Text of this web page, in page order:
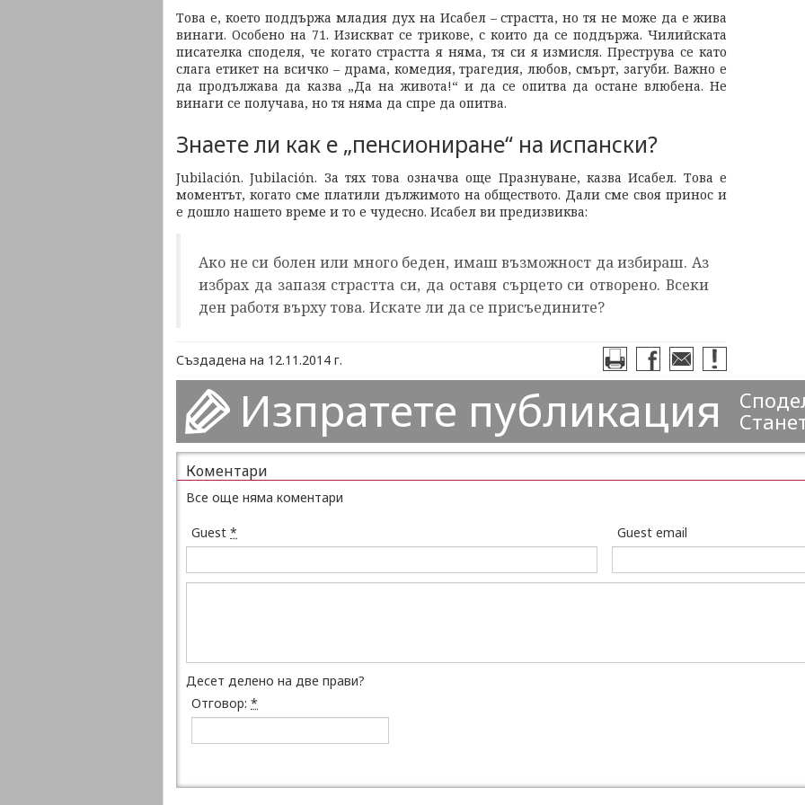
Това е, което поддържа младия дух на Исабел – страстта, но тя не може да е жива
винаги. Особено на 71. Изискват се трикове, с които да се поддържа. Чилийската
писателка споделя, че когато страстта я няма, тя си я измисля. Преструва се като
слага етикет на всичко – драма, комедия, трагедия, любов, смърт, загуби. Важно е
да продължава да казва „Да на живота!“ и да се опитва да остане влюбена. Не
винаги се получава, но тя няма да спре да опитва.
Знаете ли как е „пенсиониране“ на испански?
Jubilación. Jubilación. За тях това означва още Празнуване, казва Исабел. Това е
моментът, когато сме платили дължимото на обществото. Дали сме своя принос и
е дошло нашето време и то е чудесно. Исабел ви предизвиква:
Ако не си болен или много беден, имаш възможност да избираш. Аз
избрах да запазя страстта си, да оставя сърцето си отворено. Всеки
ден работя върху това. Искате ли да се присъедините?
Създадена на 12.11.2014 г.
Изпратете публикация
Коментари
Все още няма коментари
Guest * Guest email
Десет делено на две прави?
Отговор: *